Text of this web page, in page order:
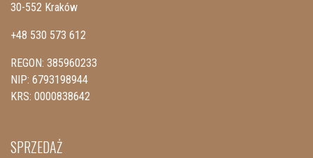
30-552 Kraków
+48 530 573 612
REGON: 385960233
NIP: 6793198944
KRS: 0000838642
SPRZEDAŻ